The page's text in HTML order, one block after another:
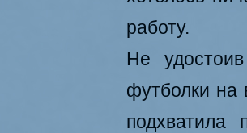
работу.
Не
футболки на